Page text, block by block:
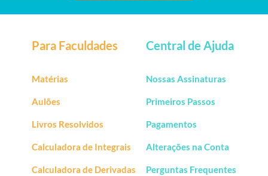
Para Faculdades
Matérias
Aulões
Livros Resolvidos
Calculadora de Integrais
Calculadora de Derivadas
Central de Ajuda
Nossas Assinaturas
Primeiros Passos
Pagamentos
Alterações na Conta
Perguntas Frequentes